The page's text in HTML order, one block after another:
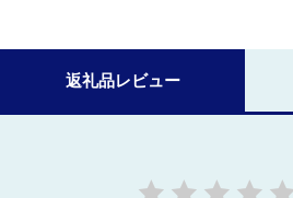
返礼品レビュー